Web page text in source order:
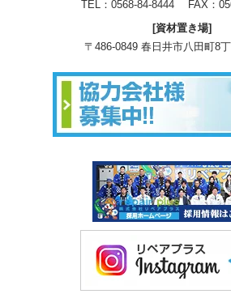
TEL： 0568-84-8444 FAX：
[資材置き場]
〒486-0849 春日井市八田町8